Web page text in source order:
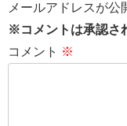
メールアドレスが公
※コメントは承認さ
コメント ※